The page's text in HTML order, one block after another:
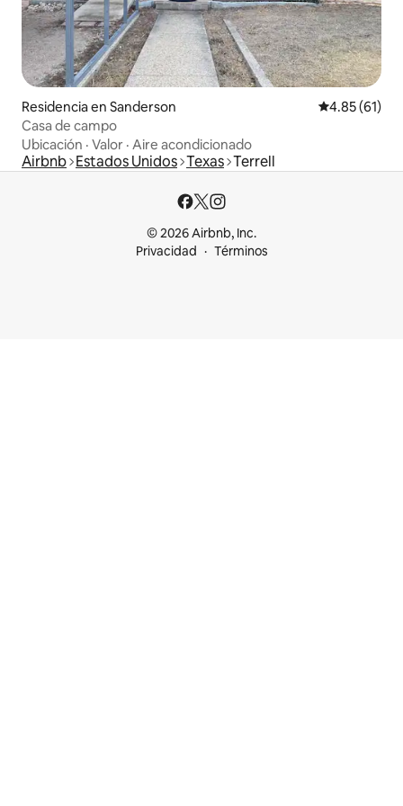
Residencia en Sanderson Calificación
4.85 (61)
Casa de campo
Ubicación · Valor · Aire acondicionado
Airbnb Estados Unidos Texas Terrell
© 2026 Airbnb, Inc.
Privacidad
Términos